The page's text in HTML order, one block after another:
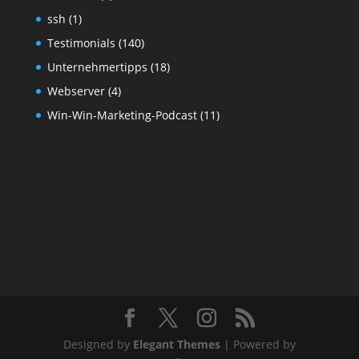
ssh (1)
Testimonials (140)
Unternehmertipps (18)
Webserver(4)
Win-Win-Marketing-Podcast(11)
Designed by Elegant Themes| Powered by